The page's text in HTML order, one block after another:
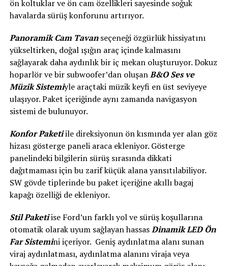
ön koltuklar ve ön cam özellikleri sayesinde soğuk
havalarda sürüş konforunu artırıyor.
Panoramik Cam Tavanseçeneği özgürlük hissiyatını
yükseltirken, doğal ışığın araç içinde kalmasını
sağlayarak daha aydınlık bir iç mekan oluşturuyor. Dokuz
hoparlör ve bir subwoofer’dan oluşanB&O Ses ve
Müzik Sistemiyle araçtaki müzik keyfi en üst seviyeye
ulaşıyor. Paket içeriğinde aynı zamanda navigasyon
sistemi de bulunuyor.
Konfor Paketiile direksiyonun ön kısmında yer alan göz
hizası gösterge paneli araca ekleniyor. Gösterge
panelindeki bilgilerin sürüş sırasında dikkati
dağıtmaması için bu zarif küçük alana yansıtılabiliyor.
SW gövde tiplerinde bu paket içeriğine akıllı bagaj
kapağı özelliği de ekleniyor.
Stil Paketiise Ford’un farklı yol ve sürüş koşullarına
otomatik olarak uyum sağlayan hassasDinamik LED Ön
Far Sistemini içeriyor. Geniş aydınlatma alanı sunan
viraj aydınlatması, aydınlatma alanını viraja veya